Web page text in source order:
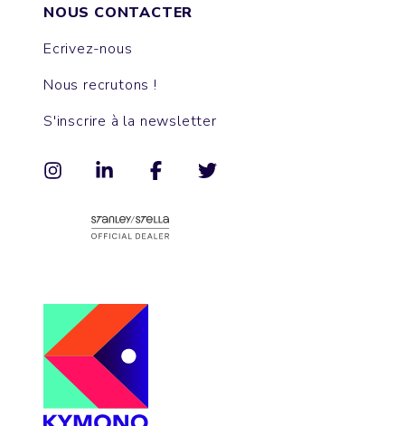
NOUS CONTACTER
Ecrivez-nous
Nous recrutons !
S'inscrire à la newsletter